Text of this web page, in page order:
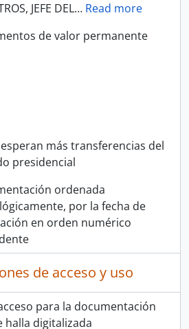
JEFE DEL… Read more
de valor permanente
más transferencias del
presidencial
ordenada
por la fecha de
en orden numérico
de acceso y uso
para la documentación
halla digitalizada